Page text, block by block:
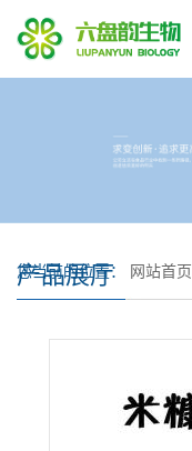
产品展厅
您当前的位置： 网站首页